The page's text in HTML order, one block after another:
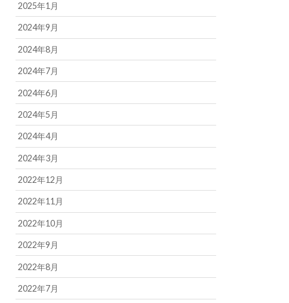
2025年1月
2024年9月
2024年8月
2024年7月
2024年6月
2024年5月
2024年4月
2024年3月
2022年12月
2022年11月
2022年10月
2022年9月
2022年8月
2022年7月